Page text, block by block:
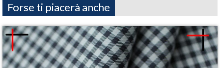
Forse ti piacerà anche